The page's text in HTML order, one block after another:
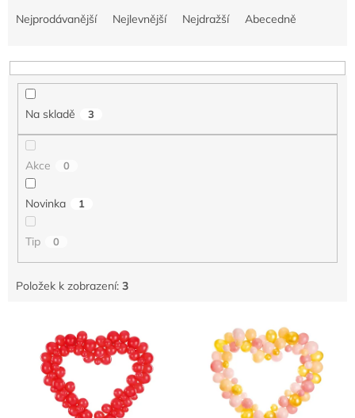
n
Nejprodávanější Nejlevnější Nejdražší Abecedně
Na skladě 3
Akce 0
Novinka 1
Tip 0
Položek k zobrazení: 3